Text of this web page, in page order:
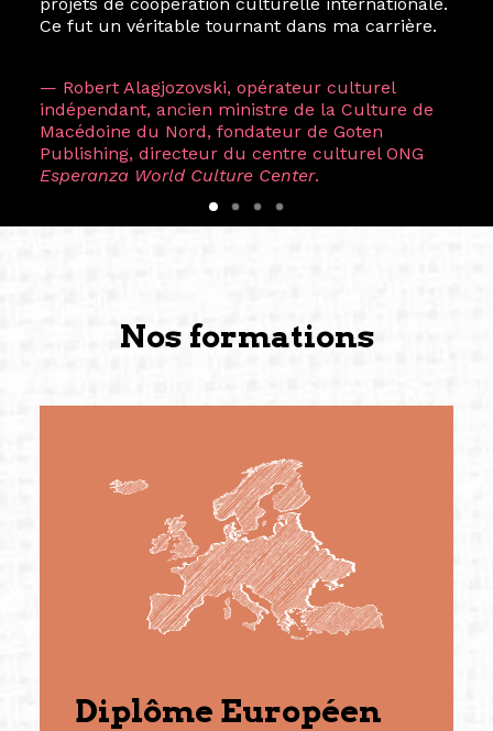
Ce fut un véritable tournant dans ma carrière.
— Robert Alagjozovski, opérateur culturel
indépendant, ancien ministre de la Culture de
Macédoine du Nord, fondateur de Goten
Publishing, directeur du centre culturel ONG
Esperanza World Culture Center.
Nos formations
Diplôme Européen